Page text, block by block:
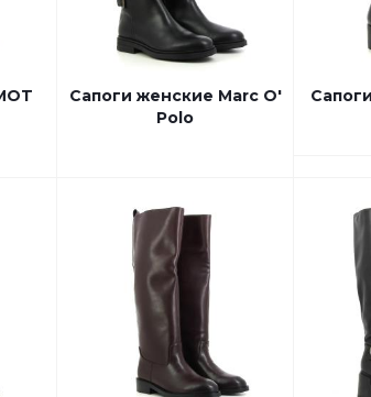
Сапоги женские Marc O'
Polo